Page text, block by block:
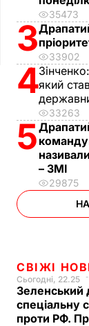
35473
3 33902
4Зінченко:
який
33263
5
– ЗМІ
29875
СВІЖІ
Сьогодні, 22.25
Зеленський
спеціальну
проти РФ.